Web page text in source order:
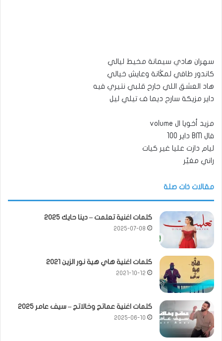
سهران هادي سيمانة مخيط ليالي
كاندور طافي لمڭانة وعايش خيالي
هاد العشق اللي جارح قلبي نتيري فيه
داير مزيكة سارح ديما ف تيلي ليل
مزيد أخويا ال volume
فال BM داير 100
ليام دازت عليا غير كيات
راني مغيّر
مقالات ذات صلة
كلمات اغنية تعلمت – دينا حايك 2025
2025-07-08
كلمات اغنية هاي هية نور الزين 2021
2021-10-12
كلمات اغنية عماتج وخالاتج – سيف عامر 2025
2025-06-10